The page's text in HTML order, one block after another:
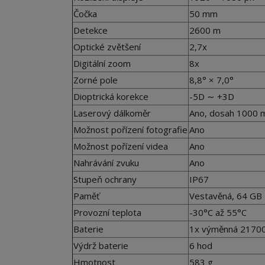
Čočka
50 mm
Detekce
2600 m
Optické zvětšení
2,7x
Digitální zoom
8x
Zorné pole
8,8° × 7,0°
Dioptrická korekce
-5D ∼ +3D
Laserový dálkoměr
Ano, dosah 1000
Možnost pořízení fotografie Ano
Možnost pořízení videa
Ano
Nahrávání zvuku
Ano
Stupeň ochrany
IP67
Paměť
Vestavěná, 64 GB
Provozní teplota
-30°C až 55°C
Baterie
1x výměnná
Výdrž baterie
6 hod
Hmotnost
583 g